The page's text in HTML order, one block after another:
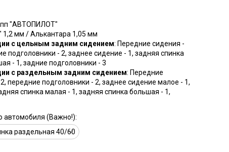
"АВТОПИЛОТ"
1,2 мм / Алькантара 1,05 мм
с цельным задним сидением: Передние сидения -
подголовники - 2, заднее сидение - 1, задняя спинка
- 1, задние подголовники - 3
с раздельным задним сидением: Передние
передние подголовники - 2, заднее сидение малое - 1,
спинка малая - 1, задняя спинка большая - 1,
автомобиля (Важно!):